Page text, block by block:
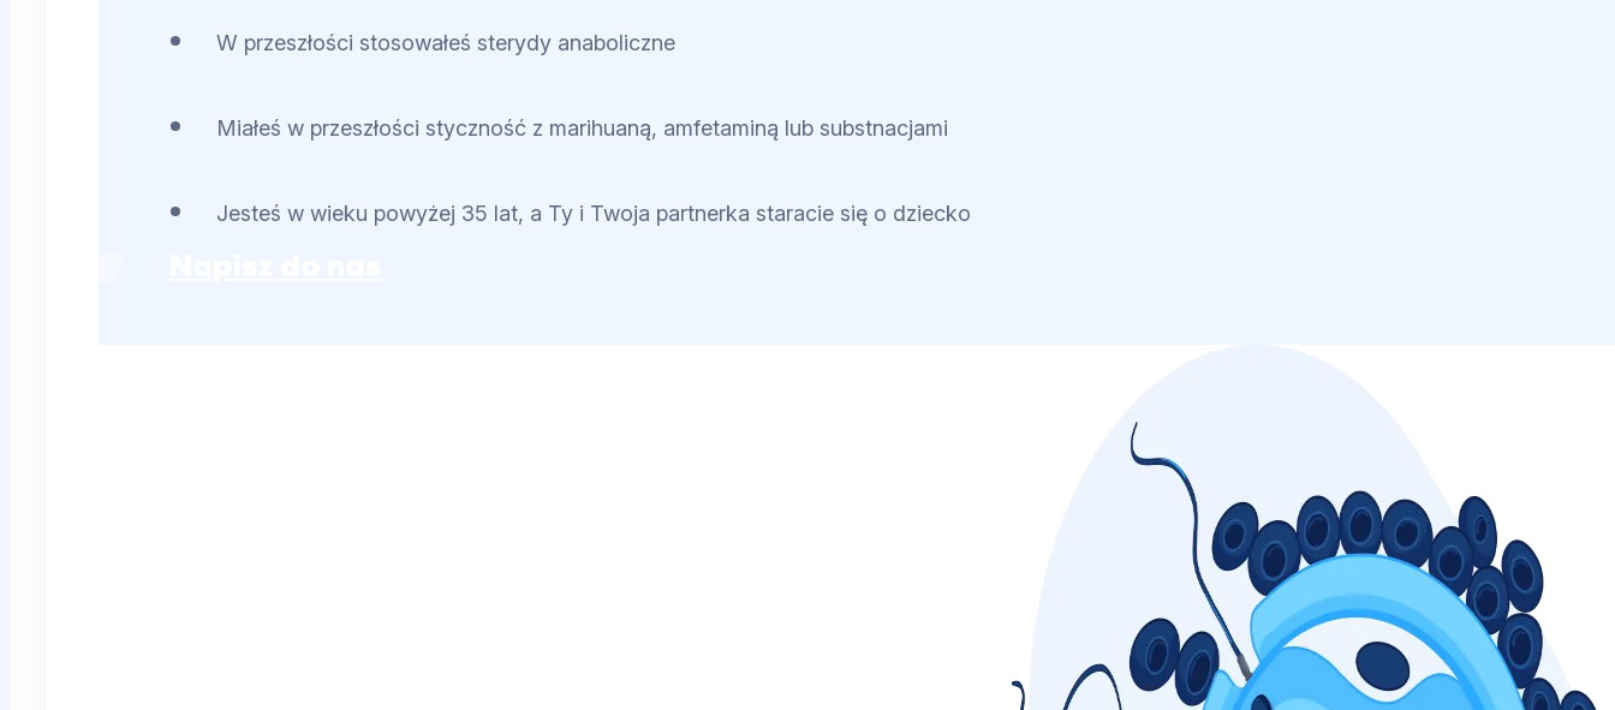
W przeszłości stosowałeś sterydy anaboliczne
Miałeś w przeszłości styczność z marihuaną, amfetaminą lub substnacjami
Jesteś w wieku powyżej 35 lat, a Ty i Twoja partnerka staracie się o dziecko